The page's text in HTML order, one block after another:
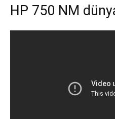
HP 750 NM